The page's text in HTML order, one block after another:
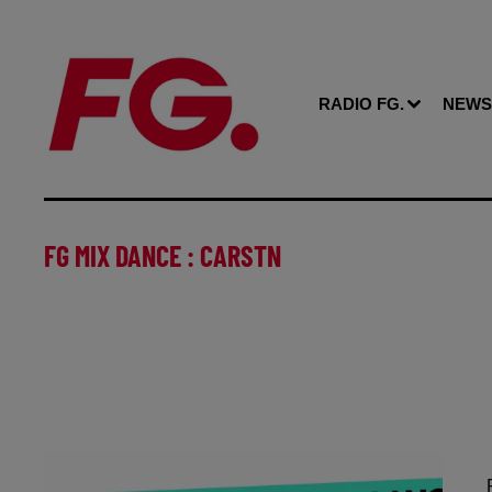
RADIO FG. NEWS
FG MIX DANCE : CARSTN